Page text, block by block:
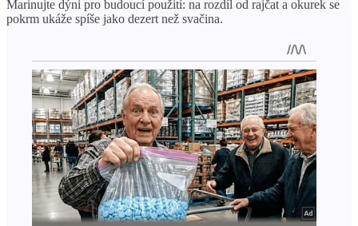
Marinujte dýni pro budoucí použití: na rozdíl od rajčat a okurek se
pokrm ukáže spíše jako dezert než svačina.